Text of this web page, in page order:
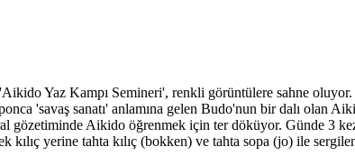
Yaz Kampı Semineri', renkli görüntülere sahne
'savaş sanatı' anlamına gelen Budo'nun bir dalı olan
gözetiminde Aikido öğrenmek için ter döküyor. Günde 3
kılıç yerine tahta kılıç (bokken) ve tahta sopa (jo) ile